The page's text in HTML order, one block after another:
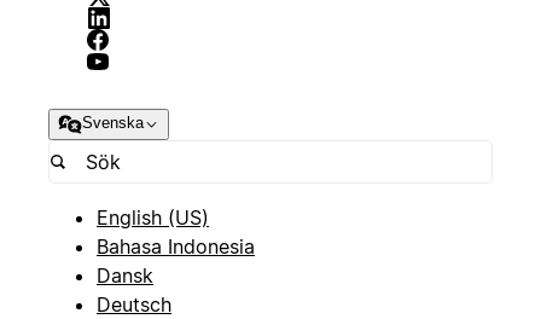
Svenska
English (US)
Bahasa Indonesia
Dansk
Deutsch